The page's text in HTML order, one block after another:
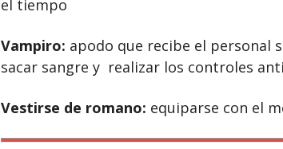
el tiempo
Vampiro: apodo que recibe el personal
sacar sangre y realizar los controles
Vestirse de romano: equiparse con el